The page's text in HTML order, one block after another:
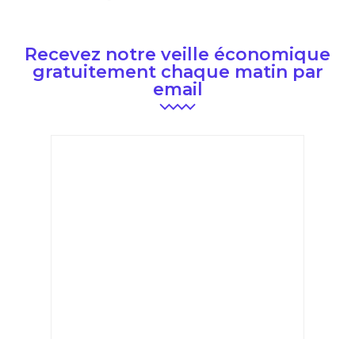
Recevez notre veille économique
gratuitement chaque matin par
email